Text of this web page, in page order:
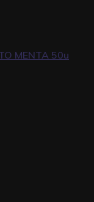
MENTA 50u